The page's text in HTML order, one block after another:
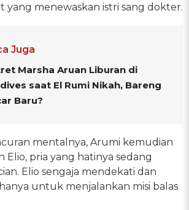
yang menewaskan istri sang dokter.
Juga
Marsha Aruan Liburan di
saat El Rumi Nikah, Bareng
Baru?
mentalnya, Arumi kemudian
pria yang hatinya sedang
Elio sengaja mendekati dan
untuk menjalankan misi balas